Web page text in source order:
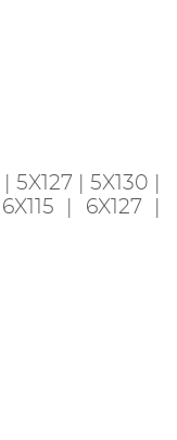
5X127 | 5X130 |
| 6X127 |